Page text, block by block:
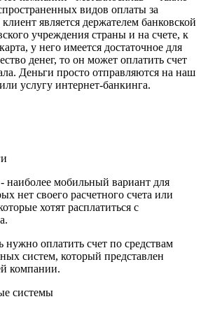
видов оплаты за
является держателем банковской
учреждения страны и на счете, к
у него имеется достаточное для
денег, то он может оплатить счет
Деньги просто отправляются на наш
услугу интернет-банкинга.
наиболее мобильный вариант для
нет своего расчетного счета или
хотят расплатиться с
нужно оплатить счет по средствам
систем, который представлен
компании.
системы